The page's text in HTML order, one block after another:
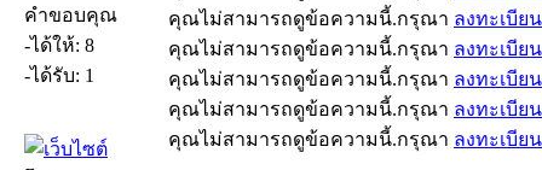
คำขอบคุณ
-ได้ให้: 8
-ได้รับ: 1
คุณไม่สามารถดูข้อความนี้.กรุณา ลงทะเบียน
คุณไม่สามารถดูข้อความนี้.กรุณา ลงทะเบียน
คุณไม่สามารถดูข้อความนี้.กรุณา ลงทะเบียน
คุณไม่สามารถดูข้อความนี้.กรุณา ลงทะเบียน
คุณไม่สามารถดูข้อความนี้.กรุณา ลงทะเบียน